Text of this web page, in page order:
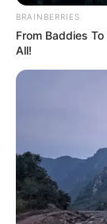
BRAINBERRIES
From Baddies
All!